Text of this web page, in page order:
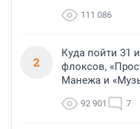
111 086
2
Куда пойти 31
флоксов,
Манежа и
92 901 7